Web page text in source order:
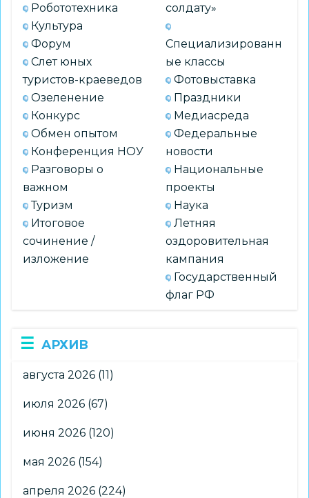
Робототехника
Культура
Форум
Слет юных
туристов-краеведов
Озеленение
Конкурс
Обмен опытом
Конференция НОУ
Разговоры о
важном
Туризм
Итоговое
сочинение /
изложение
солдату»
Специализированн
ые классы
Фотовыставка
Праздники
Медиасреда
Федеральные
новости
Национальные
проекты
Наука
Летняя
оздоровительная
кампания
Государственный
флаг РФ
АРХИВ
августа 2026 (11)
июля 2026 (67)
июня 2026 (120)
мая 2026 (154)
апреля 2026 (224)